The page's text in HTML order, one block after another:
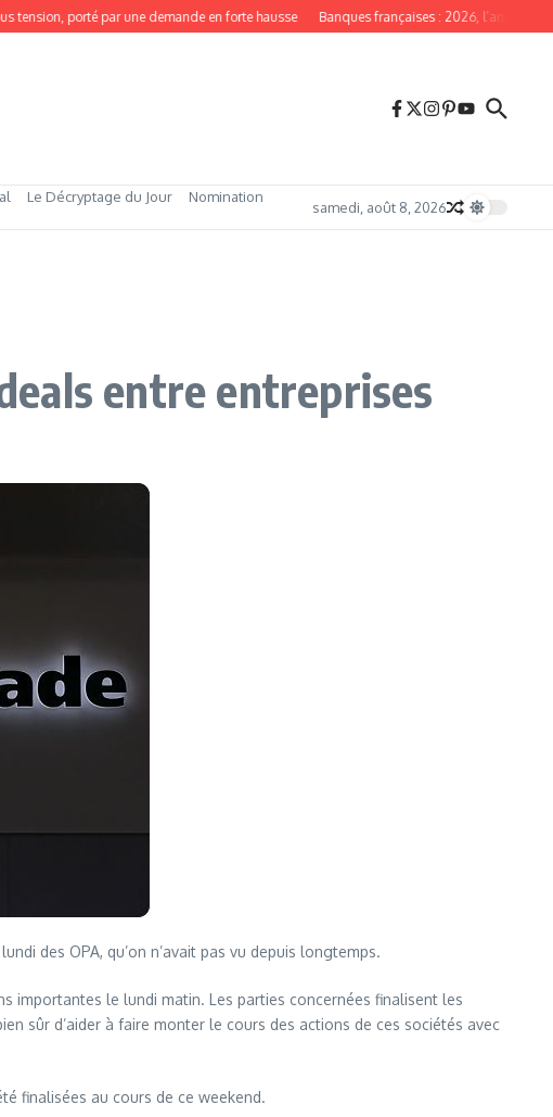
porté par une demande en forte hausse Banques françaises : 2026, l’année du
Le Décryptage du Jour
Nomination
samedi, août 8, 2026
entre entreprises
des OPA, qu’on n’avait pas vu depuis longtemps.
importantes le lundi matin. Les parties concernées finalisent les
sûr d’aider à faire monter le cours des actions de ces sociétés avec
finalisées au cours de ce weekend.